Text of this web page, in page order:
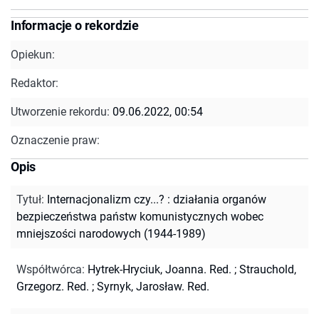
Informacje o rekordzie
Opiekun:
Redaktor:
Utworzenie rekordu: 09.06.2022, 00:54
Oznaczenie praw:
Opis
Tytuł: Internacjonalizm czy...? : działania organów
bezpieczeństwa państw komunistycznych wobec
mniejszości narodowych (1944-1989)
Współtwórca: Hytrek-Hryciuk, Joanna. Red. ; Strauchold,
Grzegorz. Red. ; Syrnyk, Jarosław. Red.